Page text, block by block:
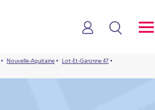
• Nouvelle-Aquitaine• Lot-Et-Garonne 47•